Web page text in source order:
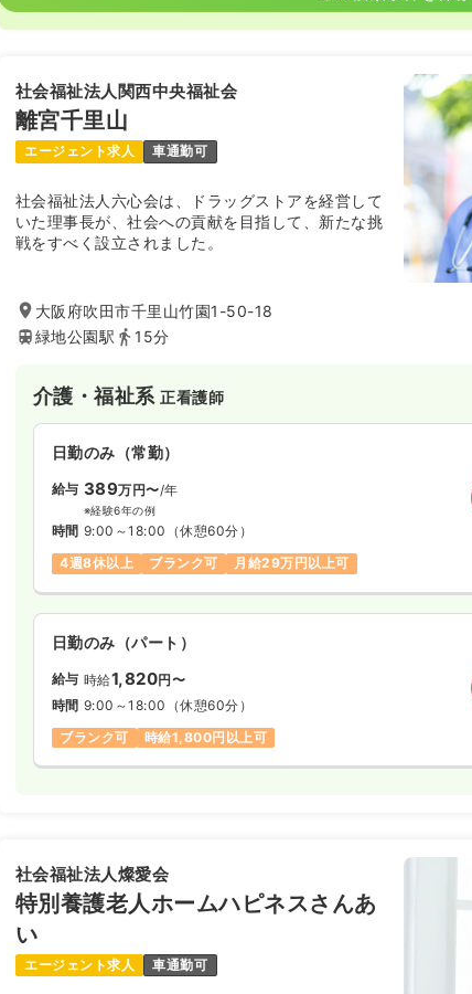
社会福祉法人関西中央福祉会
離宮千里山
エージェント求人 車通勤可
社会福祉法人六心会は、ドラッグストアを経営して
いた理事長が、社会への貢献を目指して、新たな挑
戦をすべく設立されました。
大阪府吹田市千里山竹園1-50-18
緑地公園駅
15分
介護・福祉系正看護師
日勤のみ（常勤）
給与 389万円〜/年
※経験6年の例
時間 9:00～18:00 （休憩60分）
4週8休以上
ブランク可 月給29万円以上可
日勤のみ（パート）
給与 時給1,820円〜
時間 9:00～18:00 （休憩60分）
ブランク可
時給1,800円以上可
社会福祉法人燦愛会
特別養護老人ホームハピネスさんあ
い
エージェント求人 車通勤可